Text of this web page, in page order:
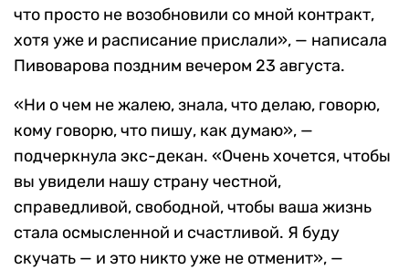
что просто не возобновили со мной контракт,
хотя уже и расписание прислали», — написала
Пивоварова поздним вечером 23 августа.
«Ни о чем не жалею, знала, что делаю, говорю,
кому говорю, что пишу, как думаю», —
подчеркнула экс-декан. «Очень хочется, чтобы
вы увидели нашу страну честной,
справедливой, свободной, чтобы ваша жизнь
стала осмысленной и счастливой. Я буду
скучать — и это никто уже не отменит», —